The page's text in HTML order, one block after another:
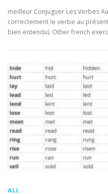
meilleur Conjuguer Les Verbes
correctement le verbe au
bien entendu). Other french
ALL